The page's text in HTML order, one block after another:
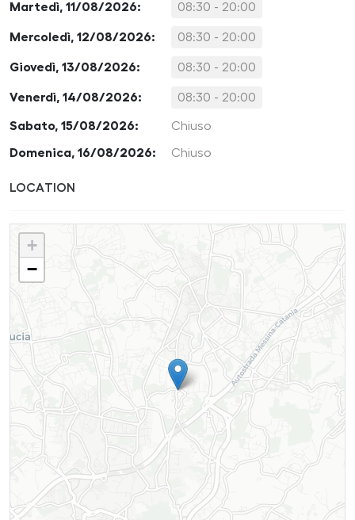
Martedì, 11/08/2026: 08:30 - 20:00
Mercoledì, 12/08/2026: 08:30 - 20:00
Giovedì, 13/08/2026: 08:30 - 20:00
Venerdì, 14/08/2026: 08:30 - 20:00
Sabato, 15/08/2026: Chiuso
Domenica, 16/08/2026: Chiuso
LOCATION
+
−